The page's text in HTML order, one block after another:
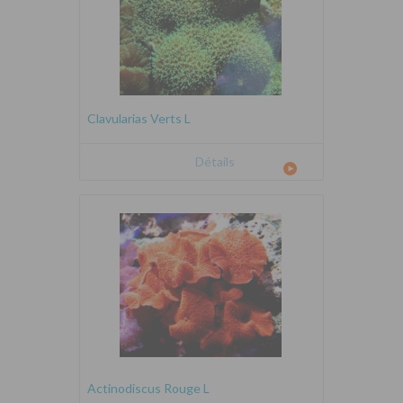
Clavularias Verts L
Détails
Actinodiscus Rouge L